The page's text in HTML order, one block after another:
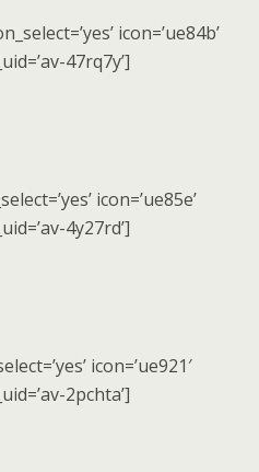
icon=’ue84b’
47rq7y’]
icon=’ue85e’
4y27rd’]
icon=’ue921′
2pchta’]